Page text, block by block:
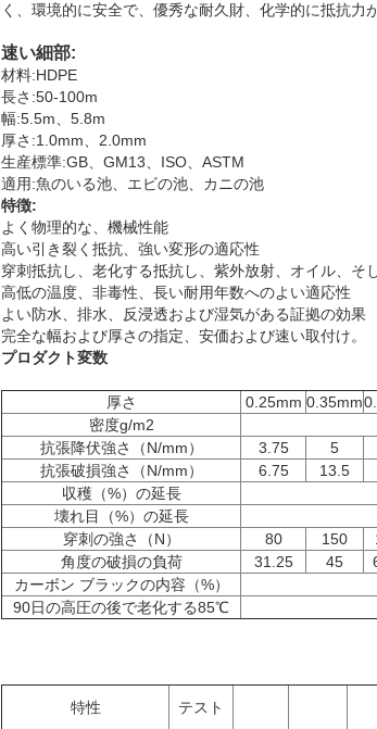
く、環境的に安全で、優秀な耐久財、化学的に抵抗力
速い細部:
材料:HDPE
長さ:50-100m
幅:5.5m、5.8m
厚さ:1.0mm、2.0mm
生産標準:GB、GM13、ISO、ASTM
適用:魚のいる池、エビの池、カニの池
特徴:
よく物理的な、機械性能
高い引き裂く抵抗、強い変形の適応性
穿刺抵抗し、老化する抵抗し、紫外放射、オイル、そ
高低の温度、非毒性、長い耐用年数へのよい適応性
よい防水、排水、反浸透および湿気がある証拠の効果
完全な幅および厚さの指定、安価および速い取付け。
プロダクト変数
厚さ 0.25mm 0.35mm
密度g/m2
抗張降伏強さ（N/mm）
3.75 5
抗張破損強さ（N/mm）
6.75 13.5
収穫（%）の延長
壊れ目（%）の延長
穿刺の強さ（N）
80 150
角度の破損の負荷
31.25 45
カーボン ブラックの内容（%）
90日の高圧の後で老化する85℃
特性 テスト